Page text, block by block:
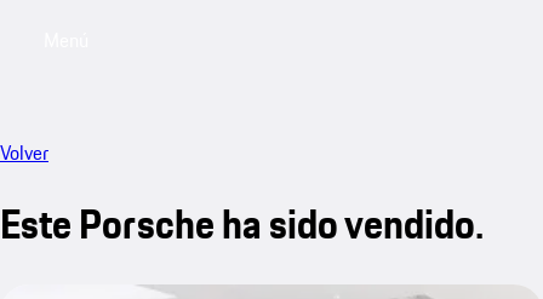
Volver
Este Porsche ha sido vendido.